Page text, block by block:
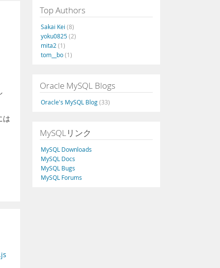
は
Top Authors
Sakai Kei (8)
yoku0825(2)
mita2 (1)
tom__bo(1)
Oracle MySQL Blogs
Oracle's MySQL Blog(33)
MySQLリンク
MySQL Downloads
MySQL Docs
MySQL Bugs
MySQL Forums